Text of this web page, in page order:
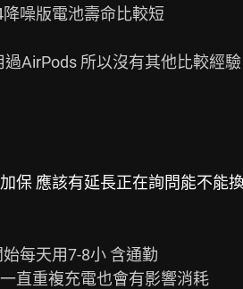
噪版電池壽命比較短
過AirPods 所以沒有其他比較經驗
保 應該有延長正在詢問能不能
每天用7-8小 含通勤
直重複充電也會有影響消耗